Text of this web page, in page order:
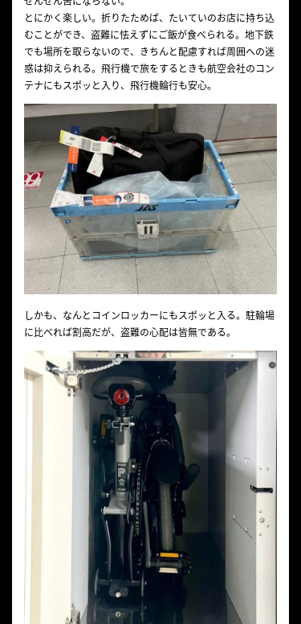
とにかく楽しい。折りたためば、たいていのお店に持ち込
むことができ、盗難に怯えずにご飯が食べられる。地下鉄
でも場所を取らないので、きちんと配慮すれば周囲への迷
惑は抑えられる。飛行機で旅をするときも航空会社のコン
テナにもスポッと入り、飛行機輪行も安心。
しかも、なんとコインロッカーにもスポッと入る。駐輪場
に比べれば割高だが、盗難の心配は皆無である。